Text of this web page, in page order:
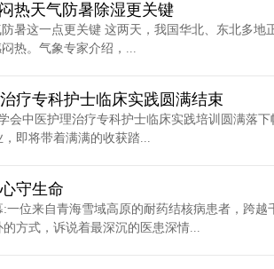
热天气防暑除湿更关键
暑这一点更关键 这两天，我国华北、东北多地
热。气象专家介绍，...
疗专科护士临床实践圆满结束
会中医护理治疗专科护士临床实践培训圆满落
即将带着满满的收获踏...
守生命
位来自青海雪域高原的耐药结核病患者，跨
方式，诉说着最深沉的医患深情...